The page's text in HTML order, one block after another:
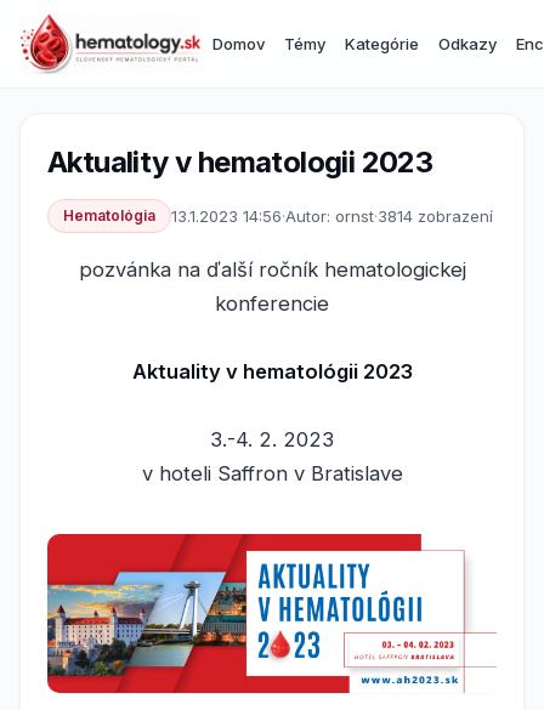
Domov Témy Kategórie Odkazy
Aktuality v hematologii 2023
Hematológia 13.1.2023 14:56·Autor: ornst·3814 zobrazení
pozvánka na ďalší ročník hematologickej
konferencie
Aktuality v hematológii 2023
3.-4. 2. 2023
v hoteli Saffron v Bratislave